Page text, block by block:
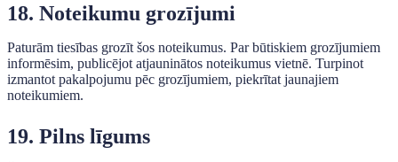
18. Noteikumu grozījumi
Paturām tiesības grozīt šos noteikumus. Par būtiskiem grozījumiem
informēsim, publicējot atjauninātos noteikumus vietnē. Turpinot
izmantot pakalpojumu pēc grozījumiem, piekrītat jaunajiem
noteikumiem.
19. Pilns līgums